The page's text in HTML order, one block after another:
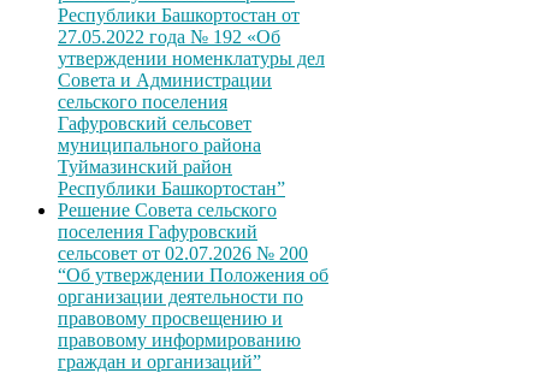
Республики Башкортостан от
27.05.2022 года № 192 «Об
утверждении номенклатуры дел
Совета и Администрации
сельского поселения
Гафуровский сельсовет
муниципального района
Туймазинский район
Республики Башкортостан”
Решение Совета сельского
поселения Гафуровский
сельсовет от 02.07.2026 № 200
“Об утверждении Положения об
организации деятельности по
правовому просвещению и
правовому информированию
граждан и организаций”